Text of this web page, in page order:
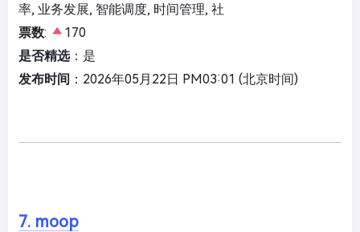
率, 业务发展, 智能调度, 时间管理, 社
票数:
170
是否精选：是
发布时间 ：2026年05月22日 PM03:01 (北京时间)
7. moop